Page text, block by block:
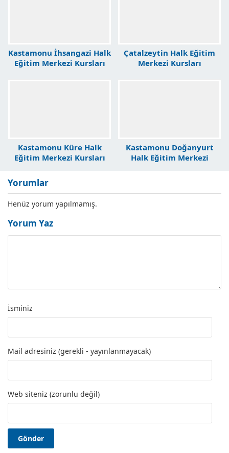
Kastamonu İhsangazi Halk
Eğitim Merkezi Kursları
Çatalzeytin Halk Eğitim
Merkezi Kursları
Kastamonu Küre Halk
Eğitim Merkezi Kursları
Kastamonu Doğanyurt
Halk Eğitim Merkezi
Yorumlar
Henüz yorum yapılmamış.
Yorum Yaz
İsminiz
Mail adresiniz (gerekli - yayınlanmayacak)
Web siteniz (zorunlu değil)